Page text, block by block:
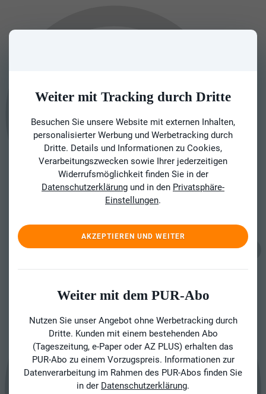
Weiter mit Tracking durch Dritte
Besuchen Sie unsere Website mit externen Inhalten,
personalisierter Werbung und Werbetracking durch
Dritte. Details und Informationen zu Cookies,
Verarbeitungszwecken sowie Ihrer jederzeitigen
Widerrufsmöglichkeit finden Sie in der
Datenschutzerklärung und in den Privatsphäre-
Einstellungen.
AKZEPTIEREN UND WEITER
Weiter mit dem PUR-Abo
Nutzen Sie unser Angebot ohne Werbetracking durch
Dritte. Kunden mit einem bestehenden Abo
(Tageszeitung, e-Paper oder AZ PLUS) erhalten das
PUR-Abo zu einem Vorzugspreis. Informationen zur
Datenverarbeitung im Rahmen des PUR-Abos finden Sie
in der Datenschutzerklärung.